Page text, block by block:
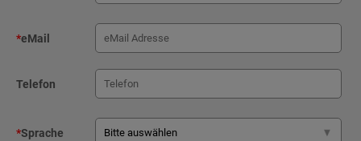
*eMail
Telefon
*Sprache